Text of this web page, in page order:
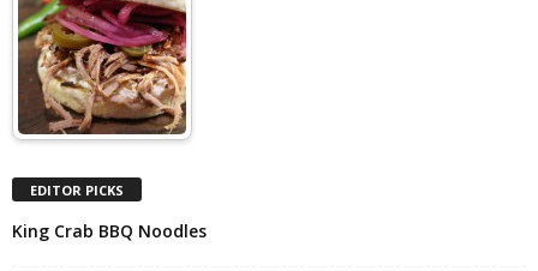
EDITOR PICKS
King Crab BBQ Noodles